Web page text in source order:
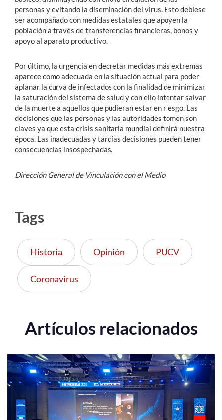
personas y evitando la diseminación del virus. Esto debiese
ser acompañado con medidas estatales que apoyen la
población a través de transferencias financieras, bonos y
apoyo al aparato productivo.
Por último, la urgencia en decretar medidas más extremas
aparece como adecuada en la situación actual para poder
aplanar la curva de infectados con la finalidad de minimizar
la saturación del sistema de salud y con ello intentar salvar
de la muerte a aquellos que pudieran estar en riesgo. Las
decisiones que las personas y las autoridades tomen son
claves ya que esta crisis sanitaria mundial definirá nuestra
época. ‎Las inadecuadas y tardías decisiones pueden tener
consecuencias insospechadas.
Dirección General de Vinculación con el Medio
Tags
Historia Opinión PUCV
Coronavirus
Artículos relacionados